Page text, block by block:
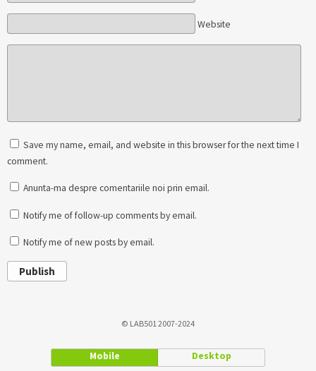
Website
Save my name, email, and website in this browser for the next time I
comment.
Anunta-ma despre comentariile noi prin email.
Notify me of follow-up comments by email.
Notify me of new posts by email.
Publish
© LAB501 2007-2024
Mobile Desktop